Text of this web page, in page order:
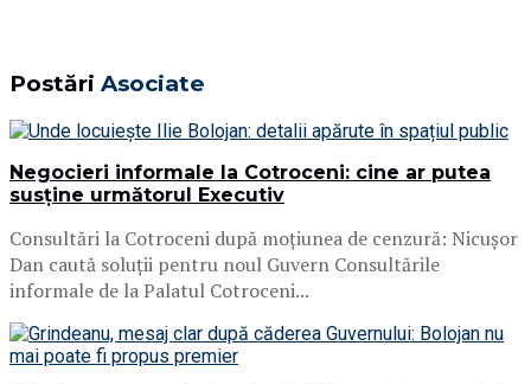
Postări Asociate
Negocieri informale la Cotroceni: cine ar putea
susține următorul Executiv
Consultări la Cotroceni după moțiunea de cenzură: Nicușor
Dan caută soluții pentru noul Guvern Consultările
informale de la Palatul Cotroceni...